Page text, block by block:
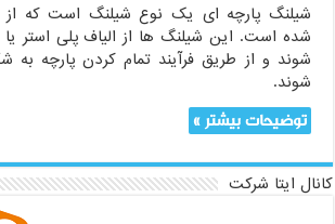
شیلنگ پارچه ای یک نوع شیلنگ است که از
شده است. این شیلنگ ها از الیاف پلی استر یا
شوند و از طریق فرآیند تمام کردن پارچه به
شوند.
توضیحات بیشتر »
کانال ایتا شرکت